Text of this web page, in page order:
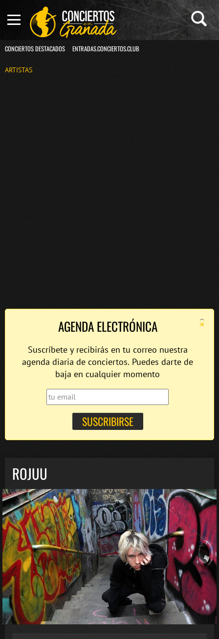
CONCIERTOS DESTACADOS ENTRADAS.CONCIERTOS.CLUB
ARTISTAS
×
AGENDA ELECTRÓNICA
Suscríbete y recibirás en tu correo nuestra
agenda diaria de conciertos. Puedes darte de
baja en cualquier momento
ROJUU